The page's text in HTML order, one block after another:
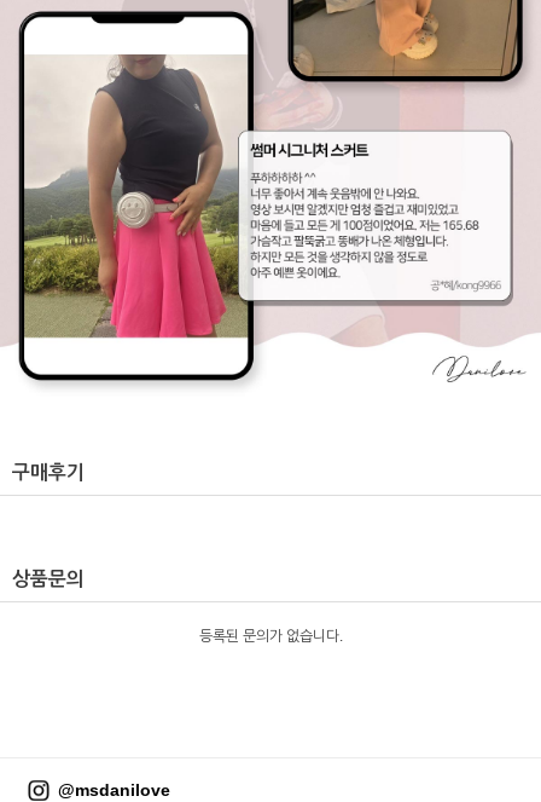
구매후기
상품문의
등록된 문의가 없습니다.
@msdanilove